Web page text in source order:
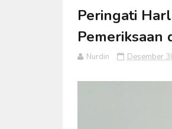
Peringati
Pemeriksaan
Nurdin Desember